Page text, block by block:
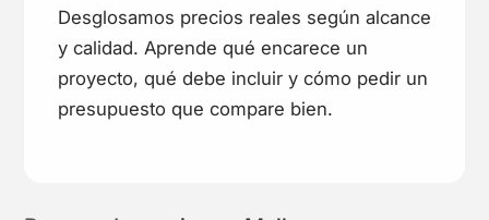
Desglosamos precios reales según alcance
y calidad. Aprende qué encarece un
proyecto, qué debe incluir y cómo pedir un
presupuesto que compare bien.